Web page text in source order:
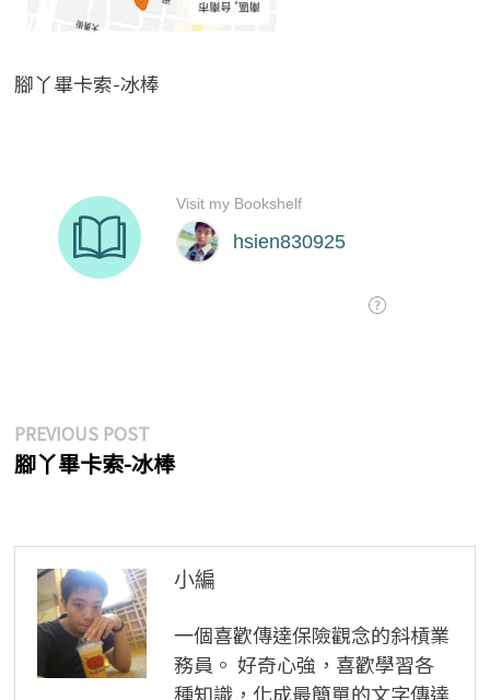
腳丫畢卡索-冰棒
文
章
覽
PREVIOUS POSTPrevious
post:
腳丫畢卡索-冰棒
小編
一個喜歡傳達保險觀念的斜槓業
務員。 好奇心強，喜歡學習各
種知識，化成最簡單的文字傳達